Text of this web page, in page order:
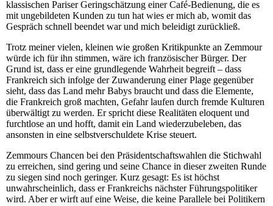
klassischen Pariser Geringschätzung einer Café-Bedienung, die es
mit ungebildeten Kunden zu tun hat wies er mich ab, womit das
Gespräch schnell beendet war und mich beleidigt zurückließ.
Trotz meiner vielen, kleinen wie großen Kritikpunkte an Zemmour
würde ich für ihn stimmen, wäre ich französischer Bürger. Der
Grund ist, dass er eine grundlegende Wahrheit begreift – dass
Frankreich sich infolge der Zuwanderung einer Plage gegenüber
sieht, dass das Land mehr Babys braucht und dass die Elemente,
die Frankreich groß machten, Gefahr laufen durch fremde Kulturen
überwältigt zu werden. Er spricht diese Realitäten eloquent und
furchtlose an und hofft, damit ein Land wiederzubeleben, das
ansonsten in eine selbstverschuldete Krise steuert.
Zemmours Chancen bei den Präsidentschaftswahlen die Stichwahl
zu erreichen, sind gering und seine Chance in dieser zweiten Runde
zu siegen sind noch geringer. Kurz gesagt: Es ist höchst
unwahrscheinlich, dass er Frankreichs nächster Führungspolitiker
wird. Aber er wirft auf eine Weise, die keine Parallele bei Politikern